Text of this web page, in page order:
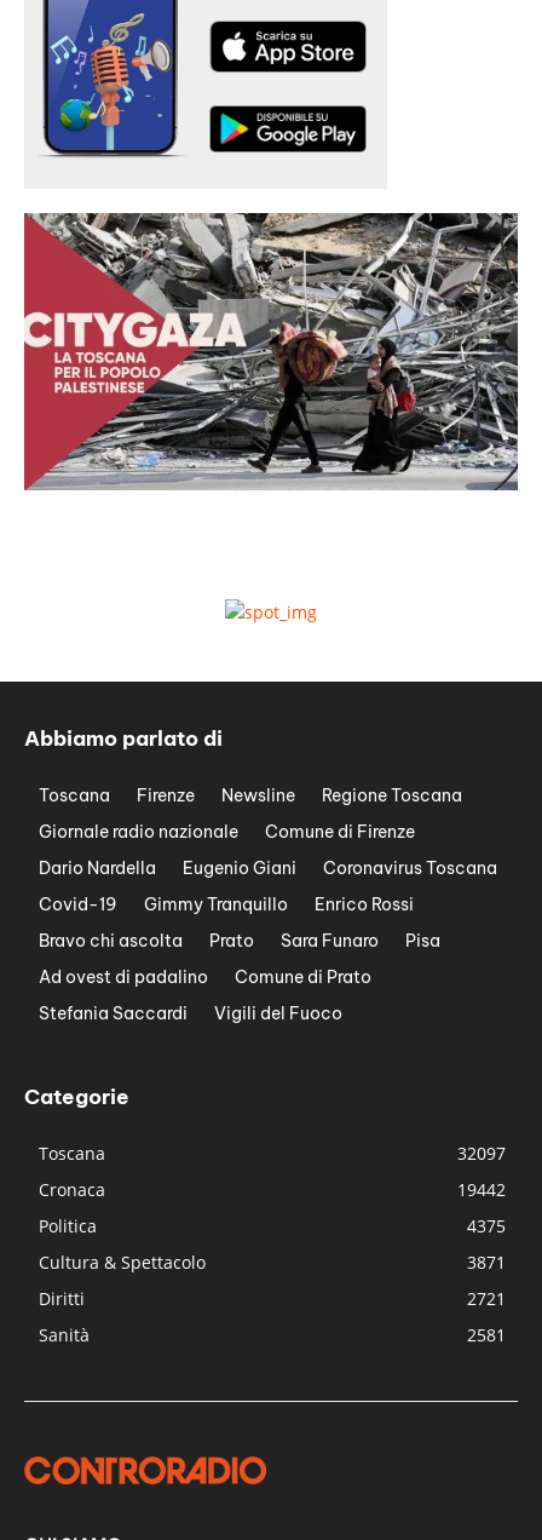
Abbiamo parlato di
Toscana Firenze Newsline
Regione Toscana
Giornale radio nazionale
Comune di Firenze
Dario Nardella
Eugenio Giani
Coronavirus Toscana
Covid-19
Gimmy Tranquillo
Enrico Rossi
Bravo chi ascolta
Prato Sara Funaro
Pisa
Ad ovest di padalino
Comune di Prato
Stefania Saccardi
Vigili del Fuoco
Categorie
Toscana
32097
Cronaca
19442
Politica
4375
Cultura & Spettacolo
3871
Diritti
2721
Sanità
2581